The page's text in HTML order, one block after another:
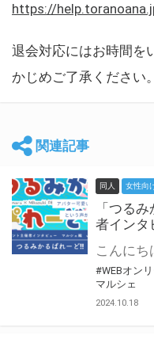
https://
退会対応にはお時間を
かじめご了承ください。
関連記事
同人 女性向
「つる
者インタ
#WEBオン
マルシェ
2024.10.18